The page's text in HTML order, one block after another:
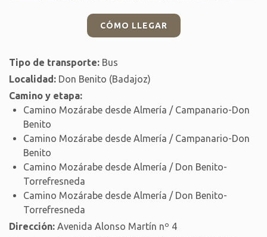
CÓMO LLEGAR
Tipo de transporte: Bus
Localidad: Don Benito (Badajoz)
Camino y etapa:
Camino Mozárabe desde Almería / Campanario-Don
Benito
Camino Mozárabe desde Almería / Campanario-Don
Benito
Camino Mozárabe desde Almería / Don Benito-
Torrefresneda
Camino Mozárabe desde Almería / Don Benito-
Torrefresneda
Dirección: Avenida Alonso Martín nº 4